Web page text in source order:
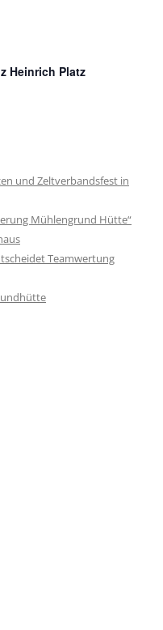
Heinrich Platz
und Zeltverbandsfest in
Mühlengrund Hütte“
Teamwertung